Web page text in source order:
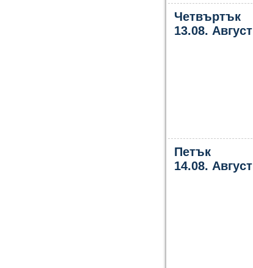
Четвъртък
13.08. Август
Петък
14.08. Август